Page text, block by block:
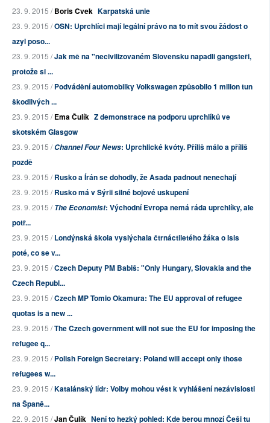
23. 9. 2015 /Boris Cvek Karpatská unie
23. 9. 2015 /OSN: Uprchlíci mají legální právo na to mít svou žádost o
azyl poso...
23. 9. 2015 /Jak mě na "necivilizovaném Slovensku napadli gangsteři,
protože si ...
23. 9. 2015 /Podvádění automobilky Volkswagen způsobilo 1 milion tun
škodlivých ...
23. 9. 2015 /Ema Čulík Z demonstrace na podporu uprchlíků ve
skotském Glasgow
23. 9. 2015 /Channel Four News: Uprchlické kvóty. Příliš málo a příliš
pozdě
23. 9. 2015 /Rusko a Írán se dohodly, že Asada padnout nenechají
23. 9. 2015 /Rusko má v Sýrii silné bojové uskupení
23. 9. 2015 /The Economist: Východní Evropa nemá ráda uprchlíky, ale
potř...
23. 9. 2015 /Londýnská škola vyslýchala čtrnáctiletého žáka o Isis
poté, co se v...
23. 9. 2015 /Czech Deputy PM Babiš: "Only Hungary, Slovakia and the
Czech Republ...
23. 9. 2015 /Czech MP Tomio Okamura: The EU approval of refugee
quotas is a new ...
23. 9. 2015 /The Czech government will not sue the EU for imposing the
refugee q...
23. 9. 2015 /Polish Foreign Secretary: Poland will accept only those
refugees w...
23. 9. 2015 /Katalánský lídr: Volby mohou vést k vyhlášení nezávislosti
na Španě...
22. 9. 2015 /Jan Čulík Není to hezký pohled: Kde berou mnozí Češi tu